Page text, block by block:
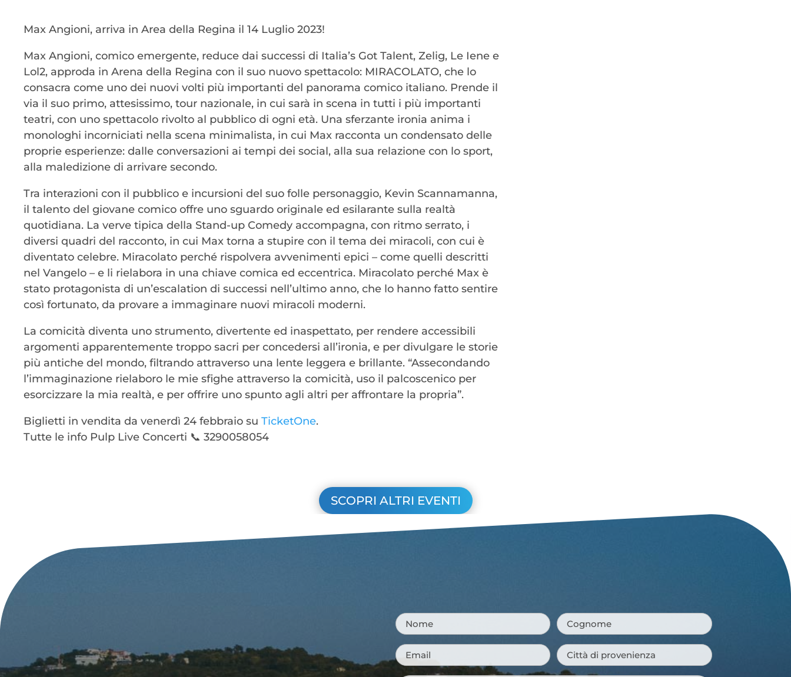
Max Angioni, arriva in Area della Regina il 14 Luglio 2023!
Max Angioni, comico emergente, reduce dai successi di Italia’s Got Talent, Zelig, Le Iene e
Lol2, approda in Arena della Regina con il suo nuovo spettacolo: MIRACOLATO, che lo
consacra come uno dei nuovi volti più importanti del panorama comico italiano. Prende il
via il suo primo, attesissimo, tour nazionale, in cui sarà in scena in tutti i più importanti
teatri, con uno spettacolo rivolto al pubblico di ogni età. Una sferzante ironia anima i
monologhi incorniciati nella scena minimalista, in cui Max racconta un condensato delle
proprie esperienze: dalle conversazioni ai tempi dei social, alla sua relazione con lo sport,
alla maledizione di arrivare secondo.
Tra interazioni con il pubblico e incursioni del suo folle personaggio, Kevin Scannamanna,
il talento del giovane comico offre uno sguardo originale ed esilarante sulla realtà
quotidiana. La verve tipica della Stand-up Comedy accompagna, con ritmo serrato, i
diversi quadri del racconto, in cui Max torna a stupire con il tema dei miracoli, con cui è
diventato celebre. Miracolato perché rispolvera avvenimenti epici – come quelli descritti
nel Vangelo – e li rielabora in una chiave comica ed eccentrica. Miracolato perché Max è
stato protagonista di un’escalation di successi nell’ultimo anno, che lo hanno fatto sentire
così fortunato, da provare a immaginare nuovi miracoli moderni.
La comicità diventa uno strumento, divertente ed inaspettato, per rendere accessibili
argomenti apparentemente troppo sacri per concedersi all’ironia, e per divulgare le storie
più antiche del mondo, filtrando attraverso una lente leggera e brillante. “Assecondando
l’immaginazione rielaboro le mie sfighe attraverso la comicità, uso il palcoscenico per
esorcizzare la mia realtà, e per offrire uno spunto agli altri per affrontare la propria”.
Biglietti in vendita da venerdì 24 febbraio suTicketOne.
Tutte le info Pulp Live Concerti 📞 3290058054
SCOPRI ALTRI EVENTI
Nome* Cognome *
Email*
Città
di